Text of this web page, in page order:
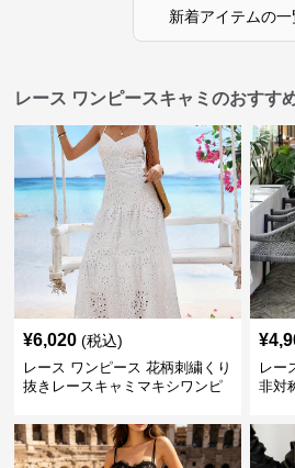
新着アイテムの
レース ワンピースキャミのおすす
¥6,020 (税込)
レース ワンピース 花柄刺繍くり
抜きレースキャミマキシワンピ
¥
レー
非対